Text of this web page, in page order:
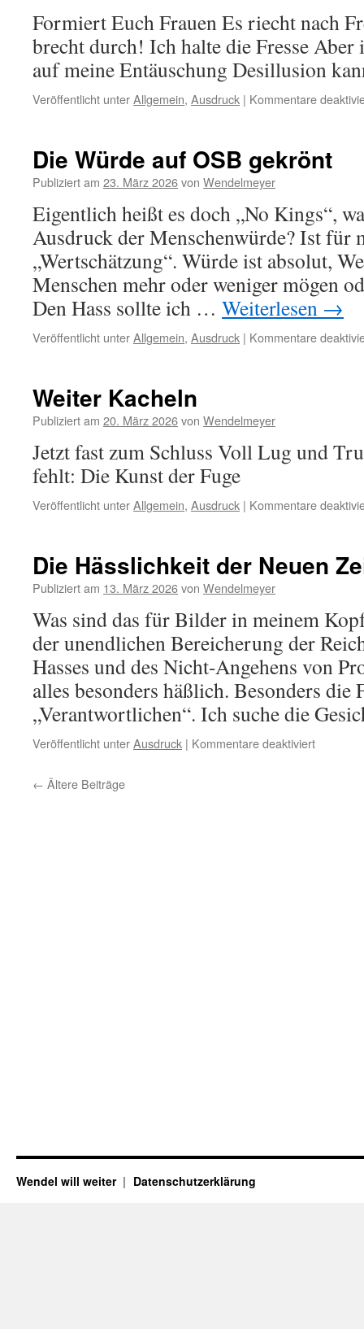
Formiert Euch Frauen Es riecht nach
brecht durch! Ich halte die Fresse Aber
auf meine Entäuschung Desillusion
Veröffentlicht unterAllgemein, Ausdruck | Kommentare
Die Würde auf OSB gekrönt
Publiziert am 23. März 2026von Wendelmeyer
Eigentlich heißt es doch „No Kings“,
Ausdruck der Menschenwürde? Ist für
„Wertschätzung“. Würde ist absolut,
Menschen mehr oder weniger mögen
Den Hass sollte ich … Weiterlesen →
Veröffentlicht unterAllgemein, Ausdruck | Kommentare
Weiter Kacheln
Publiziert am 20. März 2026von Wendelmeyer
Jetzt fast zum Schluss Voll Lug und
fehlt: Die Kunst der Fuge
Veröffentlicht unterAllgemein, Ausdruck | Kommentare
Die Hässlichkeit der Neuen
Publiziert am 13. März 2026von Wendelmeyer
Was sind das für Bilder in meinem
der unendlichen Bereicherung der
Hasses und des Nicht-Angehens von
alles besonders häßlich. Besonders die
„Verantwortlichen“. Ich suche die
Veröffentlicht unterAusdruck | Kommentare deaktiviertfür
← Ältere Beiträge
Wendel will weiter Datenschutzerklärung